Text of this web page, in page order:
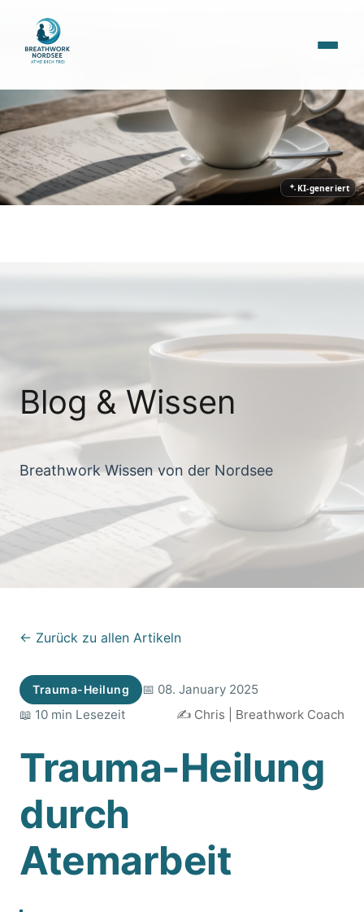
Blog & Wissen
Breathwork Wissen von der Nordsee
← Zurück zu allen Artikeln
Trauma-Heilung
📅 08. January 2025
📖 10 min Lesezeit
✍️ Chris | Breathwork Coach
Trauma-Heilung
durch
Atemarbeit
KI-generiert